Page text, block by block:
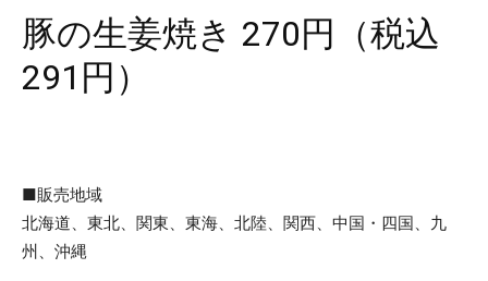
豚の生姜焼き 270円（税込
291円）
■販売地域
北海道、東北、関東、東海、北陸、関西、中国・四国、九
州、沖縄